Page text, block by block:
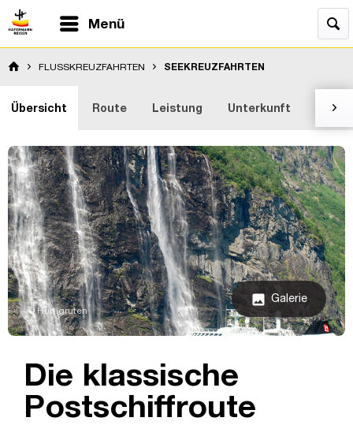
Menü
FLUSSKREUZFAHRTEN SEEKREUZFAHRTEN
Übersicht Route Leistung Unterkunft 
image Galerie
© Hurtigruten
Die klassische
Postschiffroute